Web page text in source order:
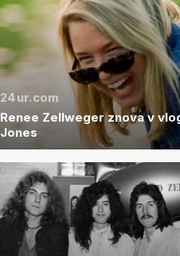
24ur.com
Renee Zellweger znova v
Jones